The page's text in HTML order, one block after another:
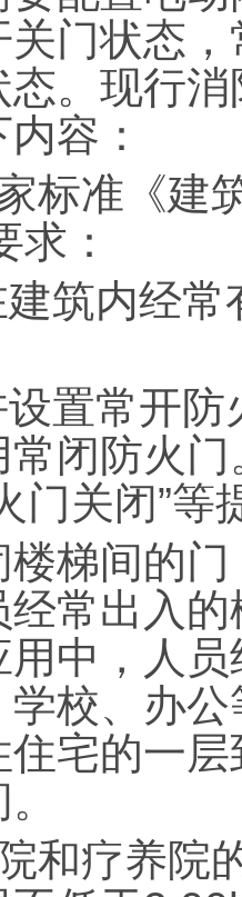
关门状态
态。现行
容：
准《建筑
：
内经常
常开防
常闭防火
门关闭”等
间的门
经常出入
用中，人
学校、办
宅的一
疗养院的